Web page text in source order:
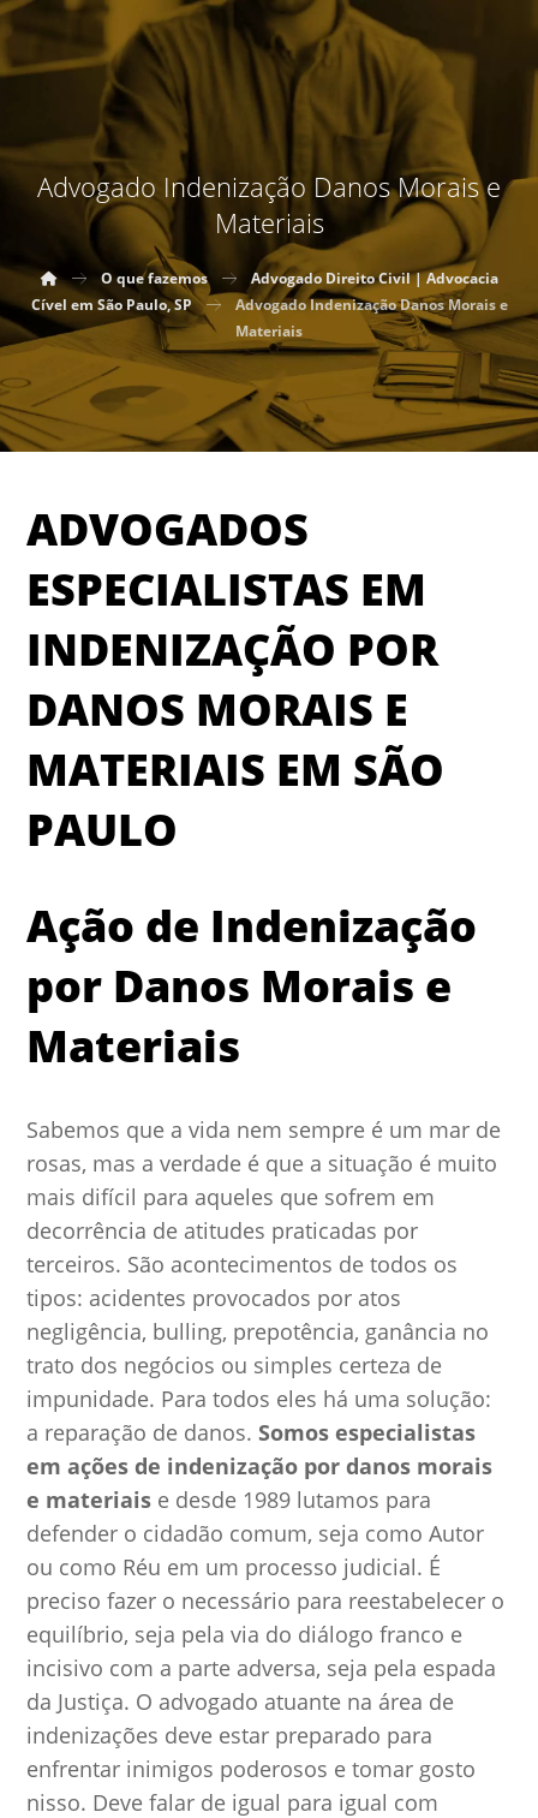
Advogado Indenização Danos Morais e
Materiais
O que fazemos
Advogado Direito Civil | Advocacia
Cível em São Paulo, SP
Advogado Indenização Danos Morais e
Materiais
ADVOGADOS
ESPECIALISTAS EM
INDENIZAÇÃO POR
DANOS MORAIS E
MATERIAIS EM SÃO
PAULO
Ação de Indenização
por Danos Morais e
Materiais
Sabemos que a vida nem sempre é um mar de
rosas, mas a verdade é que a situação é muito
mais difícil para aqueles que sofrem em
decorrência de atitudes praticadas por
terceiros. São acontecimentos de todos os
tipos: acidentes provocados por atos
negligência, bulling, prepotência, ganância no
trato dos negócios ou simples certeza de
impunidade. Para todos eles há uma solução:
a reparação de danos.Somos especialistas
em ações de indenização por danos morais
e materiais e desde 1989 lutamos para
defender o cidadão comum, seja como Autor
ou como Réu em um processo judicial. É
preciso fazer o necessário para reestabelecer o
equilíbrio, seja pela via do diálogo franco e
incisivo com a parte adversa, seja pela espada
da Justiça. O advogado atuante na área de
indenizações deve estar preparado para
enfrentar inimigos poderosos e tomar gosto
nisso. Deve falar de igual para igual com